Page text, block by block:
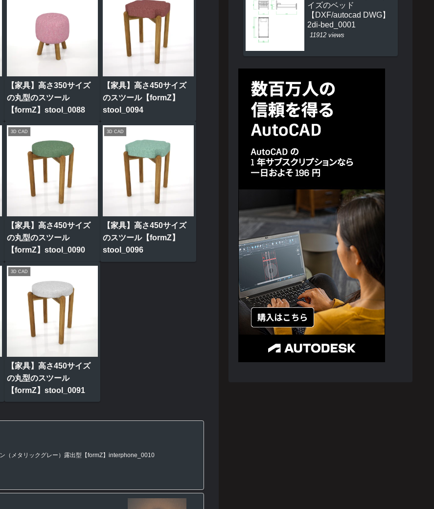
【家具】高さ350サイズ
の丸型のスツール
【formZ】stool_0088
【家具】高さ450サイズ
のスツール【formZ】
stool_0094
3D CAD
【家具】高さ450サイズ
の丸型のスツール
【formZ】stool_0090
3D CAD
【家具】高さ450サイズ
のスツール【formZ】
stool_0096
3D CAD
【家具】高さ450サイズ
の丸型のスツール
【formZ】stool_0091
（メタリックグレー）露出型【formZ】interphone_0010
イズのベッド
【DXF/autocad DWG】
2di-bed_0001
11912 views